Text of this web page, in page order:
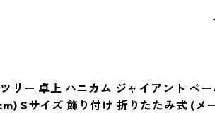
リー 卓上 ハニカム ジャイアント ペー
Sサイズ 飾り付け 折りたたみ式 (メ